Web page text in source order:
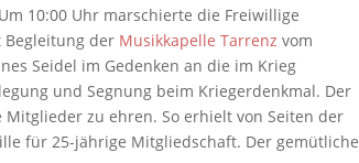
10:00 Uhr marschierte die Freiwillige
der Musikkapelle Tarrenz vom
Seidel im Gedenken an die im Krieg
und Segnung beim Kriegerdenkmal. Der
zu ehren. So erhielt von Seiten der
für 25-jährige Mitgliedschaft. Der gemütliche